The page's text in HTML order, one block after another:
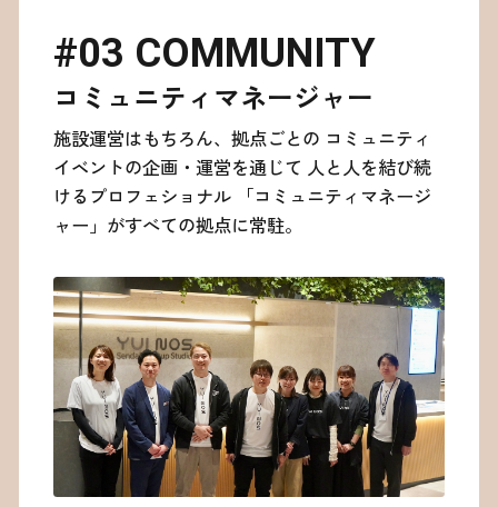
#03 COMMUNITY
コミュニティマネージャー
施設運営はもちろん、拠点ごとの コミュニティ
イベントの企画・運営を通じて 人と人を結び続
けるプロフェショナル 「コミュニティマネージ
ャー」がすべての拠点に常駐。
38
39
40
41
42
43
44
45
46
47
48
49
50
51
52
53